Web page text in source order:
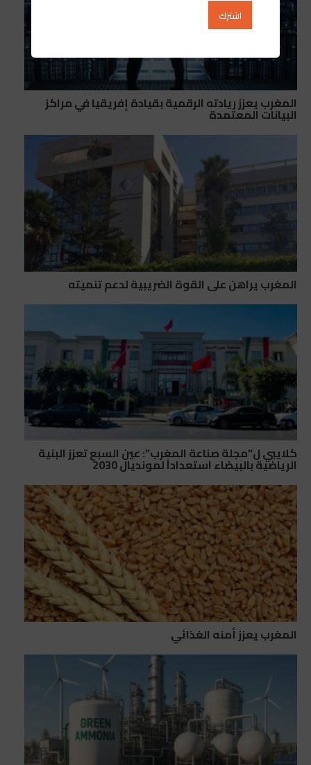
المغرب يعزز ريادته الرقمية بقيادة إفريقيا في مراكز
البيانات المعتمدة
المغرب يراهن على القوة الضريبية لدعم تنميته
كلايبي ل”مجلة صناعة المغرب”: عين السبع تعزز البنية
الرياضية بالبيضاء استعداداً لمونديال 2030
المغرب يعزز أمنه الغذائي